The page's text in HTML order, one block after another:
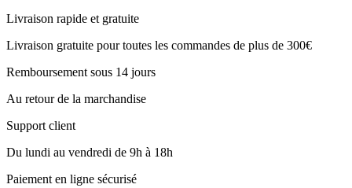
Livraison rapide et gratuite
Livraison gratuite pour toutes les commandes de plus de 300€
Remboursement sous 14 jours
Au retour de la marchandise
Support client
Du lundi au vendredi de 9h à 18h
Paiement en ligne sécurisé